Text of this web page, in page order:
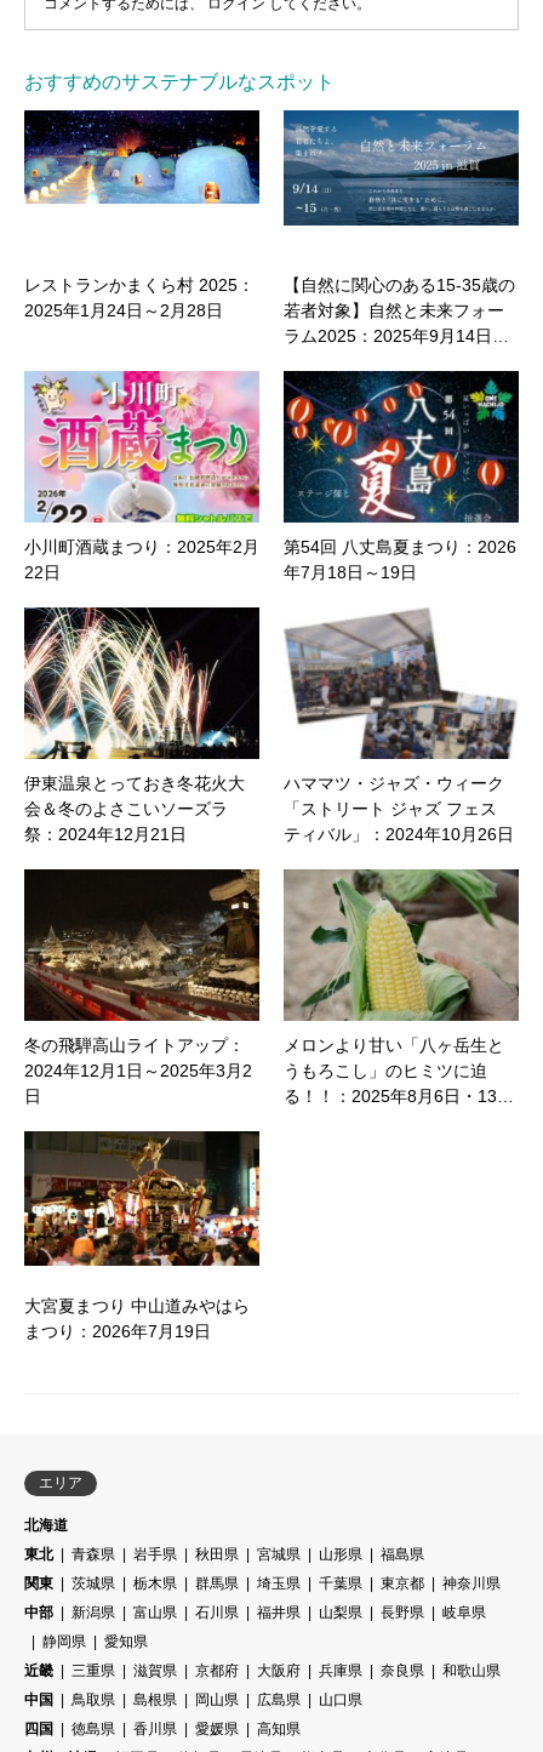
おすすめのサステナブルなスポット
レストランかまくら村 2025：
2025年1月24日～2月28日
【自然に関心のある15-35歳の
若者対象】自然と未来フォー
ラム2025：2025年9月14日…
小川町酒蔵まつり：2025年2月
22日
第54回 八丈島夏まつり：2026
年7月18日～19日
伊東温泉とっておき冬花火大
会＆冬のよさこいソーズラ
祭：2024年12月21日
ハママツ・ジャズ・ウィーク
「ストリート ジャズ フェス
ティバル」：2024年10月26日
冬の飛騨高山ライトアップ：
2024年12月1日～2025年3月2
日
メロンより甘い「八ヶ岳生と
うもろこし」のヒミツに迫
る！！：2025年8月6日・13…
大宮夏まつり 中山道みやはら
まつり：2026年7月19日
エリア
北海道
東北
青森県 岩手県 秋田県 宮城県 山形県
福島県
関東
茨城県 栃木県 群馬県 埼玉県 千葉県 東京都
神奈川県
中部
新潟県 富山県 石川県 福井県 山梨県 長野県
岐阜県
静岡県
愛知県
近畿
三重県 滋賀県 京都府 大阪府 兵庫県 奈良県
和歌山県
中国
鳥取県 島根県 岡山県 広島県
山口県
四国
徳島県 香川県 愛媛県
高知県